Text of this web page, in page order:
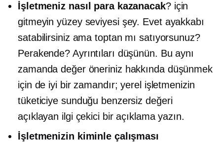
İşletmeniz nasıl para kazanacak? için
gitmeyinyüzey seviyesişey. Evet ayakkabı
satabilirsiniz ama toptan mı satıyorsunuz?
Perakende? Ayrıntıları düşünün. Bu aynı
zamanda değer öneriniz hakkında düşünmek
için de iyi bir zamandır; yerel işletmenizin
tüketiciye sunduğu benzersiz değeri
açıklayan ilgi çekici bir açıklama yazın.
İşletmenizin kiminle çalışması